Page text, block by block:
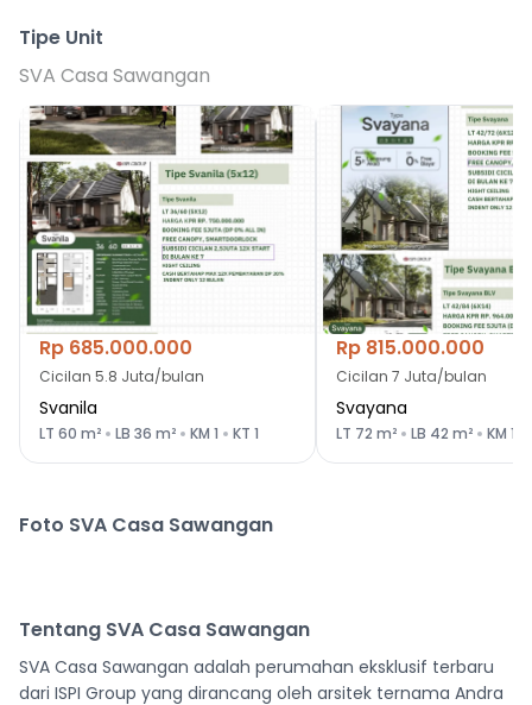
Tipe Unit
SVA Casa Sawangan
Rp 685.000.000
Cicilan 5.8 Juta/bulan
Svanila
LT 60 m² LB 36 m² KM 1 KT 1
Rp 815.000.000
Cicilan 7 Juta/bulan
Svayana
LT 72 m² LB 42 m² KM 1
Foto SVA Casa Sawangan
Tentang SVA Casa Sawangan
SVA Casa Sawangan adalah perumahan eksklusif terbaru
dari ISPI Group yang dirancang oleh arsitek ternama Andra